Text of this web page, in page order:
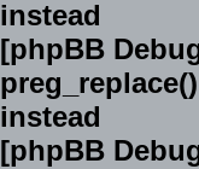
instead
[phpBB
instead
[phpBB